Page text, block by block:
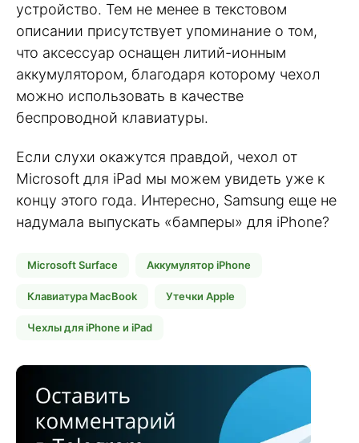
устройство. Тем не менее в текстовом
описании присутствует упоминание о том,
что аксессуар оснащен литий-ионным
аккумулятором, благодаря которому чехол
можно использовать в качестве
беспроводной клавиатуры.
Если слухи окажутся правдой, чехол от
Microsoft для iPad мы можем увидеть уже к
концу этого года. Интересно, Samsung еще не
надумала выпускать «бамперы» для iPhone?
Microsoft Surface Аккумулятор iPhone
Клавиатура MacBook Утечки Apple
Чехлы для iPhone и iPad